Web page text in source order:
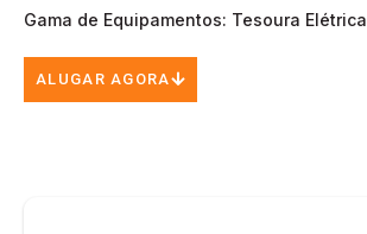
Gama de Equipamentos: Tesoura Elétrica
ALUGAR AGORA